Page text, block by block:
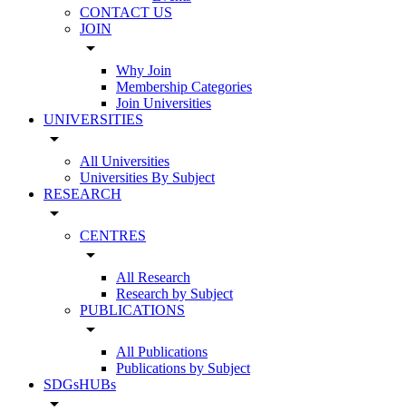
CONTACT US
JOIN
arrow_drop_down
Why Join
Membership Categories
Join Universities
UNIVERSITIES
arrow_drop_down
All Universities
Universities By Subject
RESEARCH
arrow_drop_down
CENTRES
arrow_drop_down
All Research
Research by Subject
PUBLICATIONS
arrow_drop_down
All Publications
Publications by Subject
SDGsHUBs
arrow_drop_down